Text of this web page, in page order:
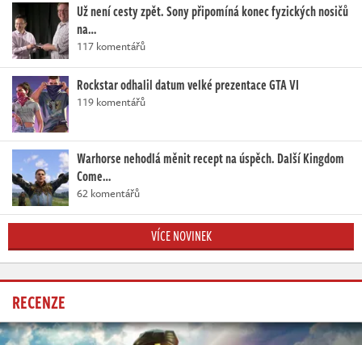
Už není cesty zpět. Sony připomíná konec fyzických nosičů
na…
117 komentářů
Rockstar odhalil datum velké prezentace GTA VI
119 komentářů
Warhorse nehodlá měnit recept na úspěch. Další Kingdom
Come…
62 komentářů
VÍCE NOVINEK
RECENZE